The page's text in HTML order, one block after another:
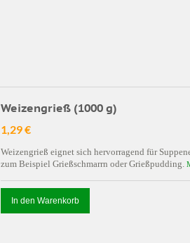
Weizengrieß (1000 g)
1,29 €
Weizengrieß eignet sich hervorragend für
zum Beispiel Grießschmarrn oder Grießpudding.
In den Warenkorb